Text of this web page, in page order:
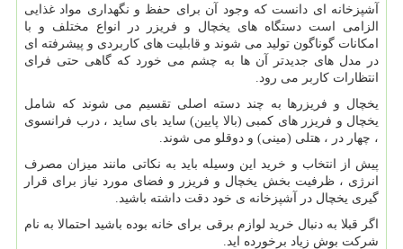
آشپزخانه ای دانست که وجود آن برای حفظ و نگهداری مواد غذایی
الزامی است دستگاه های یخچال و فریزر در انواع مختلف و با
امکانات گوناگون تولید می شوند و قابلیت های کاربردی و پیشرفته ای
در مدل های جدیدتر آن ها به چشم می خورد که گاهی حتی فرای
انتظارات کاربر می رود.
یخچال و فریزرها به چند دسته اصلی تقسیم می شوند که شامل
یخچال و فریزر های کمبی (بالا پایین) ساید بای ساید ، درب فرانسوی
، چهار در ، هتلی (مینی) و دوقلو می شوند.
پیش از انتخاب و خرید این وسیله باید به نکاتی مانند میزان مصرف
انرژی ، ظرفیت بخش یخچال و فریزر و فضای مورد نیاز برای قرار
گیری یخچال در آشپزخانه ی خود دقت داشته باشید.
اگر قبلا به دنبال خرید لوازم برقی برای خانه بوده باشید احتمالا به نام
شرکت بوش زیاد برخورده اید.